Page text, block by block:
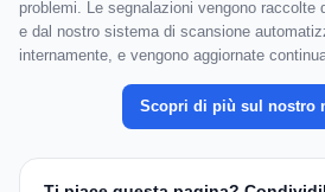
problemi. Le segnalazioni vengono raccolte
e dal nostro sistema di scansione
internamente, e vengono aggiornate
Scopri di più sul nostro